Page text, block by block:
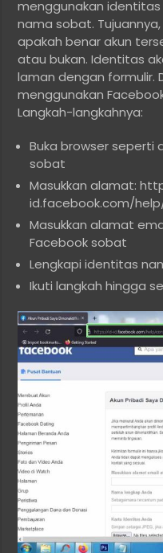
menggunakan
nama sobat.
apakah benar akun
atau bukan. Identitas
laman dengan formulir.
menggunakan
Langkah-langkahnya:
Buka browser seperti
sobat
Masukkan alamat:
id.facebook.com/
Masukkan alamat
Facebook sobat
Lengkapi identitas
Ikuti langkah hingga